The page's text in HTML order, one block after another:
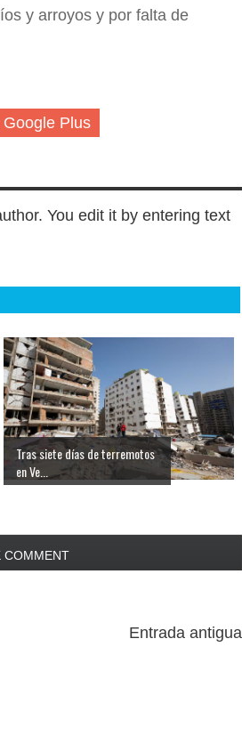
y arroyos y por falta de
Plus
You edit it by entering text
Tras siete días de terremotos
en Ve...
COMMENT
Entrada antigua